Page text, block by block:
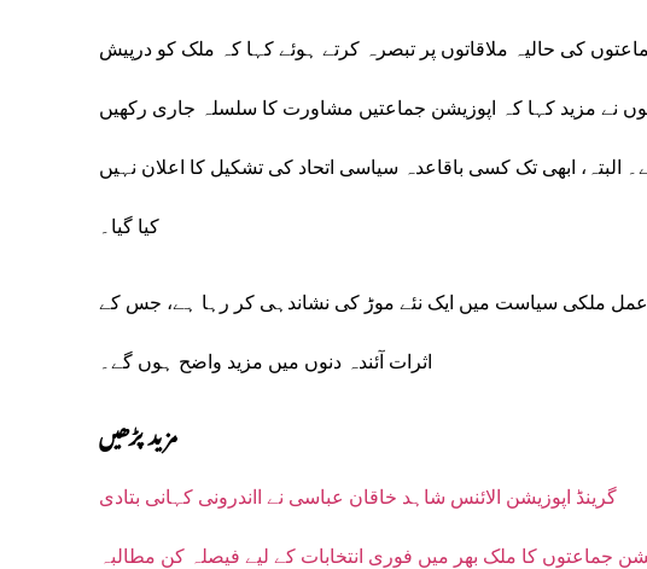
کی حالیہ ملاقاتوں پر تبصرہ کرتے ہوئے کہا کہ ملک کو درپیش
نے مزید کہا کہ اپوزیشن جماعتیں مشاورت کا سلسلہ جاری رکھیں
البتہ، ابھی تک کسی باقاعدہ سیاسی اتحاد کی تشکیل کا اعلان نہیں
کیا گیا۔
ملکی سیاست میں ایک نئے موڑ کی نشاندہی کر رہا ہے، جس کے
اثرات آئندہ دنوں میں مزید واضح ہوں گے۔
مزید پڑھیں
گرینڈ اپوزیشن الائنس شاہد خاقان عباسی نے ااندرونی کہانی بتادی
جماعتوں کا ملک بھر میں فوری انتخابات کے لیے فیصلہ کن مطالبہ